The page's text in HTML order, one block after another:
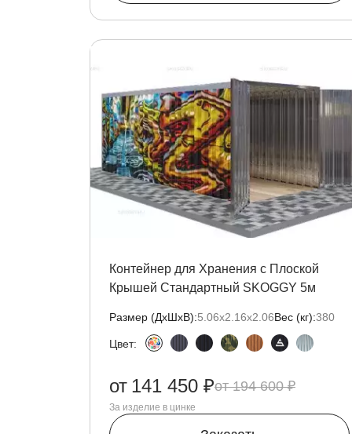
Контейнер для Хранения с Плоской
Крышей Стандартный SKOGGY 5м
Размер (ДxШxВ):5.06х2.16х2.06Вес (кг):380
Цвет:
194 600 ₽
от 141 450 ₽
За изделие в цинке